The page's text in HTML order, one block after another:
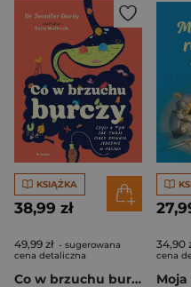
KSIĄŻKA
38,99 zł
49,99 zł - sugerowana
cena detaliczna
Co w brzuchu burczy. Czyli o tym, jak twoje ciało zmienia jedzenia w paliwo (i kupę)
34,90
cena